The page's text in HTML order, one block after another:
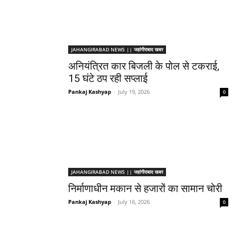
JAHANGIRABAD NEWS || जहांगीराबाद खबर
अनियंत्रित कार बिजली के पोल से टकराई,
15 घंटे ठप रही सप्लाई
Pankaj Kashyap - July 19, 2026 0
JAHANGIRABAD NEWS || जहांगीराबाद खबर
निर्माणाधीन मकान से हजारों का सामान चोरी
Pankaj Kashyap - July 16, 2026 0